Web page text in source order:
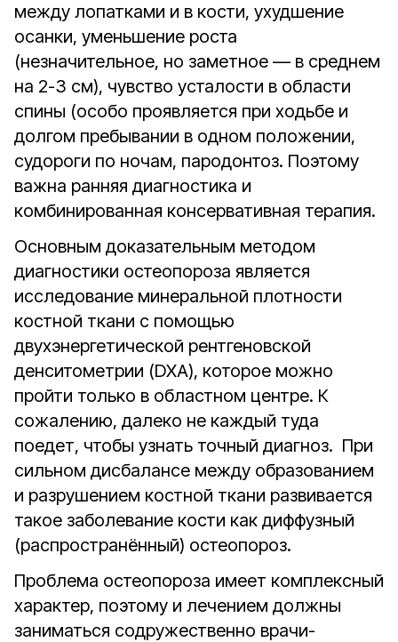
между лопатками и в кости, ухудшение
осанки, уменьшение роста
(незначительное, но заметное — в среднем
на 2-3 см), чувство усталости в области
спины (особо проявляется при ходьбе и
долгом пребывании в одном положении,
судороги по ночам, пародонтоз. Поэтому
важна ранняя диагностика и
комбинированная консервативная терапия.
Основным доказательным методом
диагностики остеопороза является
исследование минеральной плотности
костной ткани с помощью
двухэнергетической рентгеновской
денситометрии (DXA), которое можно
пройти только в областном центре. К
сожалению, далеко не каждый туда
поедет, чтобы узнать точный диагноз. При
сильном дисбалансе между образованием
и разрушением костной ткани развивается
такое заболевание кости как диффузный
(распространённый) остеопороз.
Проблема остеопороза имеет комплексный
характер, поэтому и лечением должны
заниматься содружественно врачи-